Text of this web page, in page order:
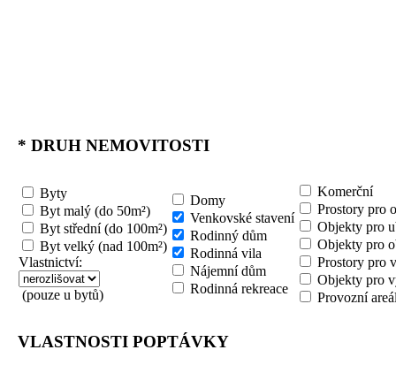
* DRUH NEMOVITOSTI
Byty
Byt malý (do 50m²)
Byt střední (do 100m²)
Byt velký (nad 100m²)
Vlastnictví:
(pouze u bytů)
Domy
Venkovské stavení
Rodinný dům
Rodinná vila
Nájemní dům
Rodinná rekreace
Komerční
Prostory pro
Objekty pro
Objekty pro
Prostory pro
Objekty pro
Provozní
VLASTNOSTI POPTÁVKY